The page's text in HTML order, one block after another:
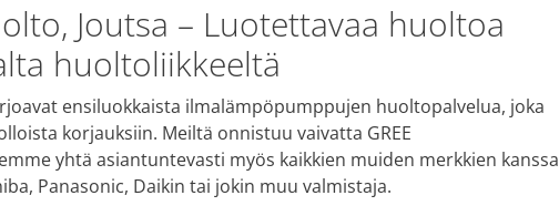
Joutsa – Luotettavaa huoltoa
huoltoliikkeeltä
ensiluokkaista ilmalämpöpumppujen huoltopalvelua, joka
korjauksiin. Meiltä onnistuu vaivatta GREE
yhtä asiantuntevasti myös kaikkien muiden merkkien kanssa
Panasonic, Daikin tai jokin muu valmistaja.